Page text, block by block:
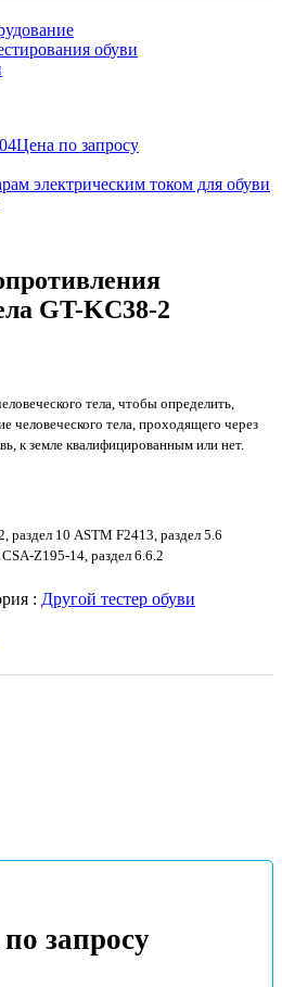
обуви
Цена по запросу
электрическим током для обуви
GT-KC38-2
тела, чтобы определить,
человеческого тела, проходящего через
к земле квалифицированным или нет.
раздел 10 ASTM F2413, раздел 5.6
Z195-14, раздел 6.6.2
: Другой тестер обуви
запросу